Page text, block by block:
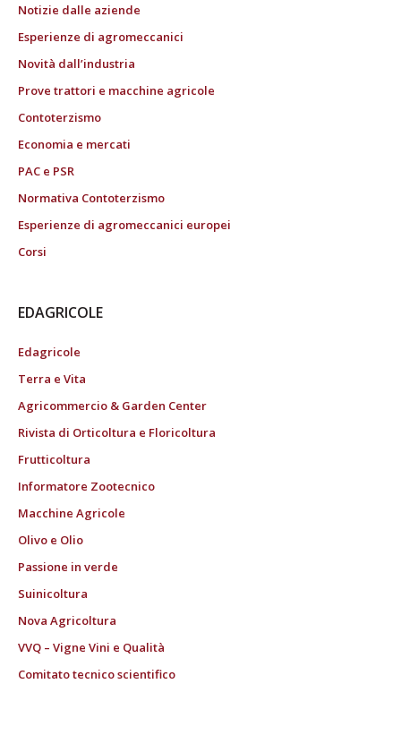
Notizie dalle aziende
Esperienze di agromeccanici
Novità dall’industria
Prove trattori e macchine agricole
Contoterzismo
Economia e mercati
PAC e PSR
Normativa Contoterzismo
Esperienze di agromeccanici europei
Corsi
EDAGRICOLE
Edagricole
Terra e Vita
Agricommercio & Garden Center
Rivista di Orticoltura e Floricoltura
Frutticoltura
Informatore Zootecnico
Macchine Agricole
Olivo e Olio
Passione in verde
Suinicoltura
Nova Agricoltura
VVQ – Vigne Vini e Qualità
Comitato tecnico scientifico